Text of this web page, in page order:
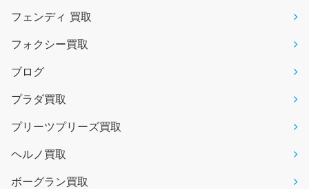
フェンディ 買取
フォクシー買取
ブログ
プラダ買取
プリーツプリーズ買取
ヘルノ買取
ボーグラン買取